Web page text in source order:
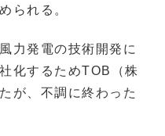
られる。
力発電の技術開発に
化するためTOB（株
が、不調に終わった